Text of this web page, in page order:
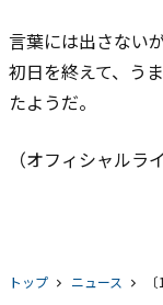
言葉には出さない
初日を終えて、う
たようだ。
（オフィシャルラ
トップ ニュース